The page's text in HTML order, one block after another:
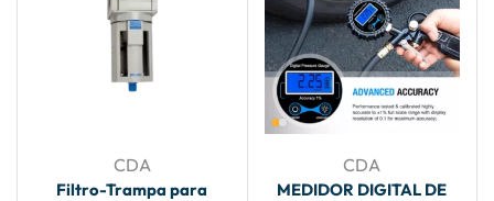
CDA
Filtro-Trampa para
CDA
MEDIDOR DIGITAL DE